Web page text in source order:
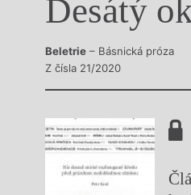
Výroční cenyDesátý
Beletrie – Básnická próza
Z čísla 21/2020